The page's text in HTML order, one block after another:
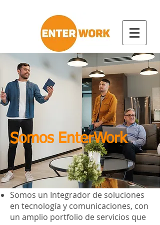
Somos EnterWork
Somos un Integrador de soluciones
en tecnología y comunicaciones, con
un amplio portfolio de servicios que